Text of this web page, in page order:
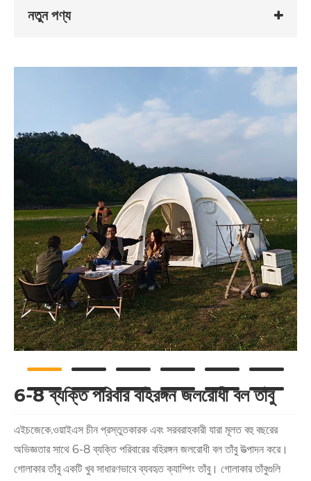
নতুন পণ্য
6-8 ব্যক্তি পরিবার বহিরঙ্গন জলরোধী বল তাঁবু
এইচজেকে.ওয়াইএস চীন প্রস্তুতকারক এবং সরবরাহকারী যারা মূলত বহু বছরের
অভিজ্ঞতার সাথে 6-8 ব্যক্তি পরিবারের বহিরঙ্গন জলরোধী বল তাঁবু উত্পাদন করে।
গোলাকার তাঁবু একটি খুব সাধারণভাবে ব্যবহৃত ক্যাম্পিং তাঁবু। গোলাকার তাঁবুগুলি